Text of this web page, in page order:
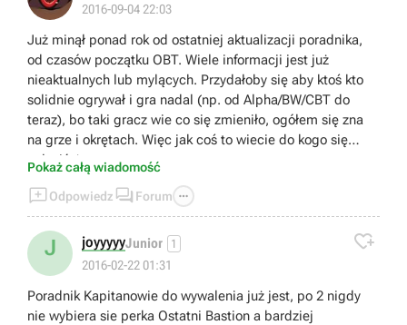
2016-09-04 22:03
Już minął ponad rok od ostatniej aktualizacji poradnika,
od czasów początku OBT. Wiele informacji jest już
nieaktualnych lub mylących. Przydałoby się aby ktoś kto
solidnie ogrywał i gra nadal (np. od Alpha/BW/CBT do
teraz), bo taki gracz wie co się zmieniło, ogółem się zna
na grze i okrętach. Więc jak coś to wiecie do kogo się
zgłosić ;)
Pokaż całą wiadomość
Odpowiedz  Forum 
J joyyyyyJunior 1
2016-02-22 01:31

Poradnik Kapitanowie do wywalenia już jest, po 2 nigdy
nie wybiera sie perka Ostatni Bastion a bardziej